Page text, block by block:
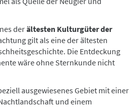
derältesten Kulturgüter der
gilt als eine der ältesten
Die Entdeckung
wäre ohne Sternkunde nicht
ausgewiesenes Gebiet mit einer
und einem